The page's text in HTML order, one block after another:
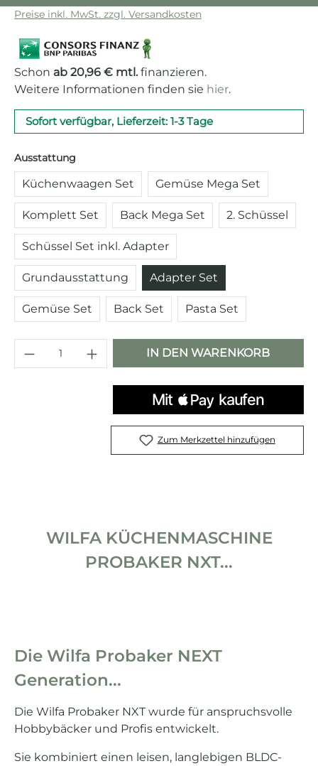
Preise inkl. MwSt. zzgl. Versandkosten
Schon ab 20,96 € mtl. finanzieren.
Weitere Informationen finden sie hier.
Sofort verfügbar, Lieferzeit: 1-3 Tage
Ausstattung
Küchenwaagen Set Gemüse Mega Set
Komplett Set Back Mega Set 2. Schüssel
Schüssel Set inkl. Adapter
Grundausstattung Adapter Set
Gemüse Set Back Set Pasta Set
Produkt Anzahl: Gib den
IN DEN WARENKORB
Zum Merkzettel hinzufügen
WILFA KÜCHENMASCHINE
PROBAKER NXT...
Die Wilfa Probaker NEXT
Generation...
Die Wilfa Probaker NXT wurde für anspruchsvolle
Hobbybäcker und Profis entwickelt.
Sie kombiniert einen leisen, langlebigen BLDC-